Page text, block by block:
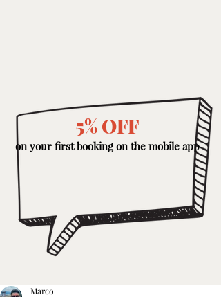
5% OFF
on your first booking on the mobile app
Marco